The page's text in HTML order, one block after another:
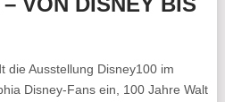
die Ausstellung Disney100 im
Disney-Fans ein, 100 Jahre Walt